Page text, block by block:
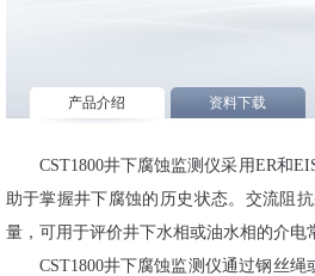
产品介绍 资料下载
CST1800井下腐蚀监测仪采用ER和
助于掌握井下腐蚀的历史状态。交流阻
量，可用于评价井下水相或油水相的介电
CST1800井下腐蚀监测仪通过钢丝